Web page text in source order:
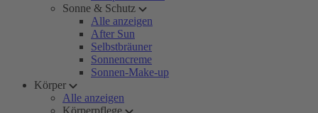
Sonne & Schutz
Alle anzeigen
After Sun
Selbstbräuner
Sonnencreme
Sonnen-Make-up
Körper
Alle anzeigen
Körperpflege